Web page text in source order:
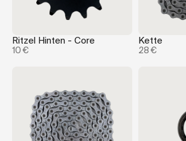
Ritzel Hinten - Core
10 €
Kette
28 €